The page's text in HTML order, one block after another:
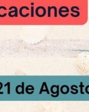
Cheslux
A Consultar